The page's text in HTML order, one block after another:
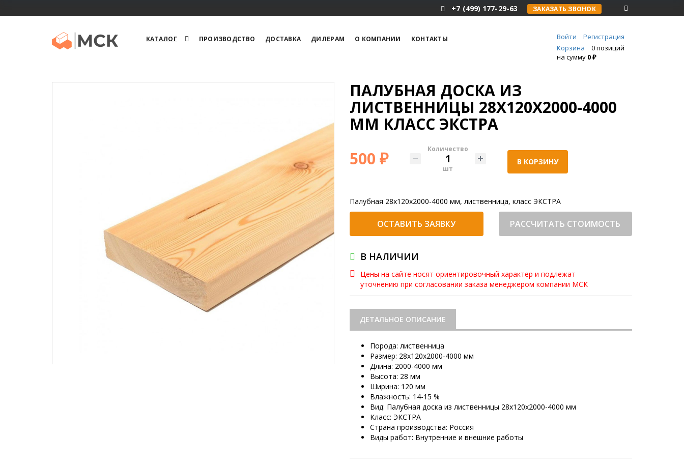
+7 (499) 177-29-63 ЗАКАЗАТЬ ЗВОНОК
КАТАЛОГ ПРОИЗВОДСТВО ДОСТАВКА ДИЛЕРАМ О КОМПАНИИ КОНТАКТЫ Войти
Регистрация
Корзина
0 позиций
на сумму 0 ₽
ПАЛУБНАЯ ДОСКА ИЗ
ЛИСТВЕННИЦЫ 28Х120Х2000-4000
ММ КЛАСС ЭКСТРА
500 ₽
Количество
шт
В КОРЗИНУ
Палубная 28х120х2000-4000 мм, лиственница, класс ЭКСТРА
ОСТАВИТЬ ЗАЯВКУ РАССЧИТАТЬ СТОИМОСТЬ
В НАЛИЧИИ
Цены на сайте носят ориентировочный характер и подлежат
уточнению при согласовании заказа менеджером компании МСК
ДЕТАЛЬНОЕ ОПИСАНИЕ
Порода: лиственница
Размер: 28х120х2000-4000 мм
Длина: 2000-4000 мм
Высота: 28 мм
Ширина: 120 мм
Влажность: 14-15 %
Вид: Палубная доска из лиственницы 28х120х2000-4000 мм
Класс: ЭКСТРА
Страна производства: Россия
Виды работ: Внутренние и внешние работы